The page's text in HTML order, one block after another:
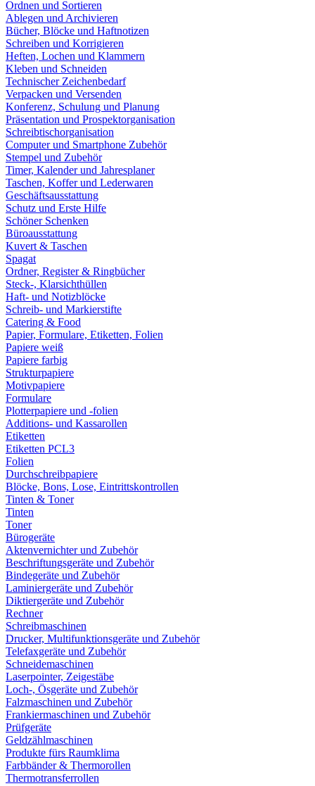
Ordnen und Sortieren
Ablegen und Archivieren
Bücher, Blöcke und Haftnotizen
Schreiben und Korrigieren
Heften, Lochen und Klammern
Kleben und Schneiden
Technischer Zeichenbedarf
Verpacken und Versenden
Konferenz, Schulung und Planung
Präsentation und Prospektorganisation
Schreibtischorganisation
Computer und Smartphone Zubehör
Stempel und Zubehör
Timer, Kalender und Jahresplaner
Taschen, Koffer und Lederwaren
Geschäftsausstattung
Schutz und Erste Hilfe
Schöner Schenken
Büroausstattung
Kuvert & Taschen
Spagat
Ordner, Register & Ringbücher
Steck-, Klarsichthüllen
Haft- und Notizblöcke
Schreib- und Markierstifte
Catering & Food
Papier, Formulare, Etiketten, Folien
Papiere weiß
Papiere farbig
Strukturpapiere
Motivpapiere
Formulare
Plotterpapiere und -folien
Additions- und Kassarollen
Etiketten
Etiketten PCL3
Folien
Durchschreibpapiere
Blöcke, Bons, Lose, Eintrittskontrollen
Tinten & Toner
Tinten
Toner
Bürogeräte
Aktenvernichter und Zubehör
Beschriftungsgeräte und Zubehör
Bindegeräte und Zubehör
Laminiergeräte und Zubehör
Diktiergeräte und Zubehör
Rechner
Schreibmaschinen
Drucker, Multifunktionsgeräte und Zubehör
Telefaxgeräte und Zubehör
Schneidemaschinen
Laserpointer, Zeigestäbe
Loch-, Ösgeräte und Zubehör
Falzmaschinen und Zubehör
Frankiermaschinen und Zubehör
Prüfgeräte
Geldzählmaschinen
Produkte fürs Raumklima
Farbbänder & Thermorollen
Thermotransferrollen